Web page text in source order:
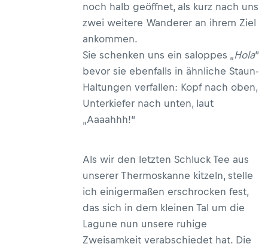
noch halb geöffnet, als kurz nach uns
zwei weitere Wanderer an ihrem Ziel
ankommen.
Sie schenken uns ein saloppes „Hola“
bevor sie ebenfalls in ähnliche Staun-
Haltungen verfallen: Kopf nach oben,
Unterkiefer nach unten, laut
„Aaaahhh!“
Als wir den letzten Schluck Tee aus
unserer Thermoskanne kitzeln, stelle
ich einigermaßen erschrocken fest,
das sich in dem kleinen Tal um die
Lagune nun unsere ruhige
Zweisamkeit verabschiedet hat. Die